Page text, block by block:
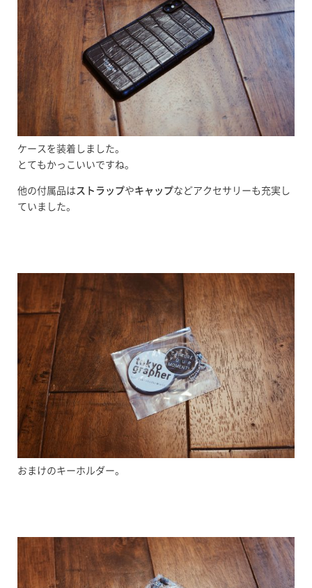
ケースを装着しました。
とてもかっこいいですね。
他の付属品は ストラップやキャップなどアクセサリーも充実し
ていました。
おまけのキーホルダー。